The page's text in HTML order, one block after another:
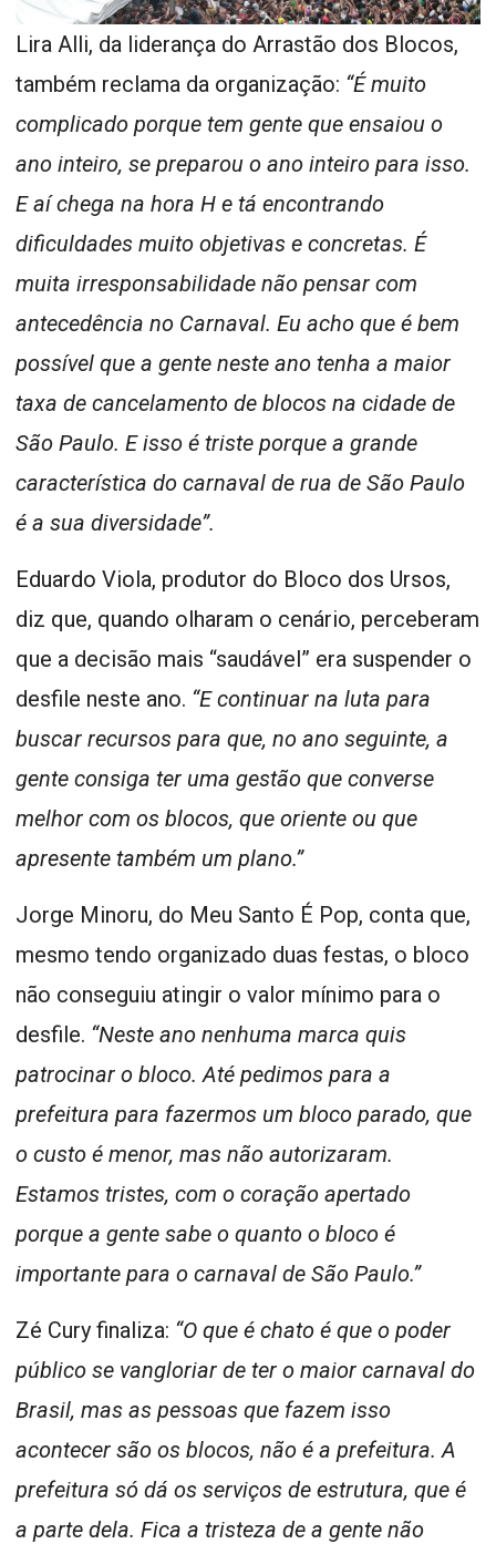
Lira Alli, da liderança do Arrastão dos Blocos,
também reclama da organização: “É muito
complicado porque tem gente que ensaiou o
ano inteiro, se preparou o ano inteiro para isso.
E aí chega na hora H e tá encontrando
dificuldades muito objetivas e concretas. É
muita irresponsabilidade não pensar com
antecedência no Carnaval. Eu acho que é bem
possível que a gente neste ano tenha a maior
taxa de cancelamento de blocos na cidade de
São Paulo. E isso é triste porque a grande
característica do carnaval de rua de São Paulo
é a sua diversidade”.
Eduardo Viola, produtor do Bloco dos Ursos,
diz que, quando olharam o cenário, perceberam
que a decisão mais “saudável” era suspender o
desfile neste ano. “E continuar na luta para
buscar recursos para que, no ano seguinte, a
gente consiga ter uma gestão que converse
melhor com os blocos, que oriente ou que
apresente também um plano.”
Jorge Minoru, do Meu Santo É Pop, conta que,
mesmo tendo organizado duas festas, o bloco
não conseguiu atingir o valor mínimo para o
desfile. “Neste ano nenhuma marca quis
patrocinar o bloco. Até pedimos para a
prefeitura para fazermos um bloco parado, que
o custo é menor, mas não autorizaram.
Estamos tristes, com o coração apertado
porque a gente sabe o quanto o bloco é
importante para o carnaval de São Paulo.”
Zé Cury finaliza: “O que é chato é que o poder
público se vangloriar de ter o maior carnaval do
Brasil, mas as pessoas que fazem isso
acontecer são os blocos, não é a prefeitura. A
prefeitura só dá os serviços de estrutura, que é
a parte dela. Fica a tristeza de a gente não